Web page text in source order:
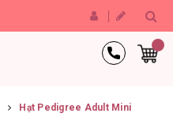
Hạt Pedigree Adult Mini